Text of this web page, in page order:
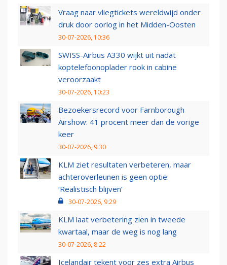
Vraag naar vliegtickets wereldwijd onder
druk door oorlog in het Midden-Oosten
30-07-2026, 10:36
SWISS-Airbus A330 wijkt uit nadat
koptelefoonoplader rook in cabine
veroorzaakt
30-07-2026, 10:23
Bezoekersrecord voor Farnborough
Airshow: 41 procent meer dan de vorige
keer
30-07-2026, 9:30
KLM ziet resultaten verbeteren, maar
achteroverleunen is geen optie:
‘Realistisch blijven’
30-07-2026, 9:29
KLM laat verbetering zien in tweede
kwartaal, maar de weg is nog lang
30-07-2026, 8:22
Icelandair tekent voor zes extra Airbus